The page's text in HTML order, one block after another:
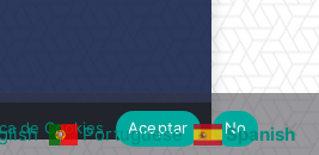
Portuguese Spanish
de Cookies Aceptar No